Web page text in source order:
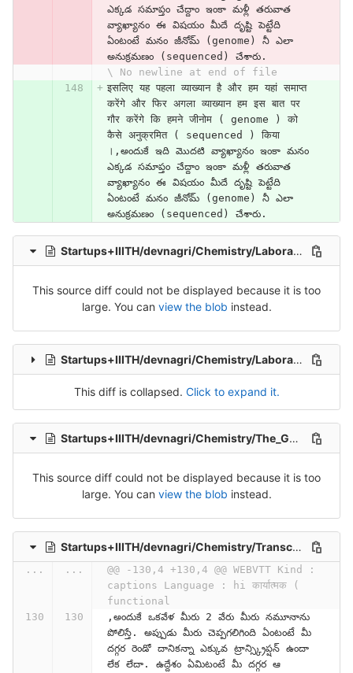
ఎక్కడ సమాప్తం చేద్దాం ఇంకా మళ్లీ తరువాత
వ్యాఖ్యానం ఈ విషయం మీదే దృష్టి పెట్టేది
ఏంటంటే మనం జీనోమ్ (genome) నీ ఎలా
అనుక్రమణం (sequenced) చేశారు.
\ No newline at end of file
इसलिए यह पहला व्याख्यान है और हम यहां समाप्त
करेंगे और फिर अगला व्याख्यान हम इस बात पर
गौर करेंगे कि हमने जीनोम ( genome ) को
कैसे अनुक्रमित ( sequenced ) किया
।,అందుకే ఇది మొదటి వ్యాఖ్యానం ఇంకా మనం
ఎక్కడ సమాప్తం చేద్దాం ఇంకా మళ్లీ తరువాత
వ్యాఖ్యానం ఈ విషయం మీదే దృష్టి పెట్టేది
ఏంటంటే మనం జీనోమ్ (genome) నీ ఎలా
అనుక్రమణం (sequenced) చేశారు.
Startups+IIITH/devnagri/Chemistry/Laboratory_Session_1-AumnPV0LTGA.hi.csv
This source diff could not be displayed because it is too
large. You can view the blob instead.
Startups+IIITH/devnagri/Chemistry/Laboratory_Techniques_in_Chemistry.csv
This diff is collapsed. Click to expand it.
Startups+IIITH/devnagri/Chemistry/The_Genomics_Era-lfWyZAcyBRc.hi._-_Sheet_1.csv
This source diff could not be displayed because it is too
large. You can view the blob instead.
Startups+IIITH/devnagri/Chemistry/Transcriptomics__Part_2_-Qn0AfBDiZss.hi.csv
... ...
@@ -130,4 +130,4 @@ WEBVTT Kind :
captions Language : hi कार्यात्मक (
functional
,అందుకే ఒకవేళ మీరు 2 వేరు మీరు నమూనాను
పోలిస్తే. అప్పుడు మీరు చెప్పగలిగింది ఏంటంటే మీ
దగ్గర రెండో దానికన్నా ఎక్కువ ట్రాన్స్క్రిప్షన్ ఉందా
లేక లేదా. ఉద్దేశం ఏమిటంటే మీ దగ్గర ఆ